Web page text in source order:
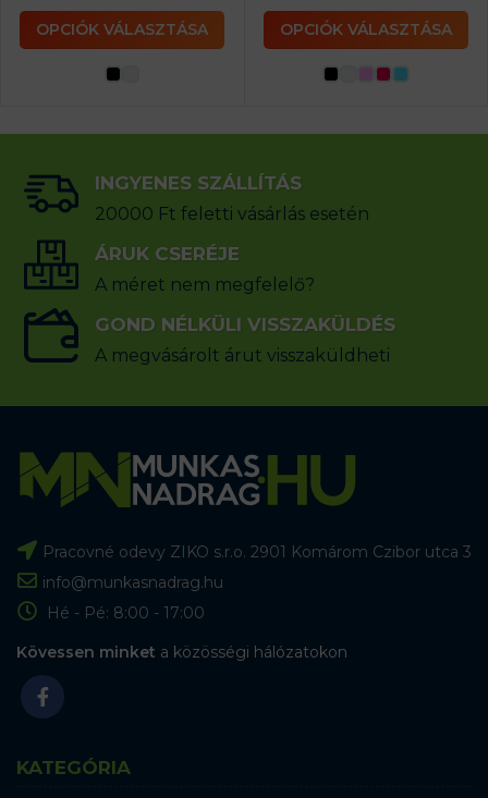
OPCIÓK VÁLASZTÁSA OPCIÓK VÁLASZTÁSA
INGYENES SZÁLLÍTÁS
20000 Ft feletti vásárlás esetén
ÁRUK CSERÉJE
A méret nem megfelelő?
GOND NÉLKÜLI VISSZAKÜLDÉS
A megvásárolt árut visszaküldheti
Pracovné odevy ZIKO s.r.o. 2901 Komárom Czibor utca 3
info@munkasnadrag.hu
Hé - Pé: 8:00 - 17:00
Kövessen minket a közösségi hálózatokon
KATEGÓRIA